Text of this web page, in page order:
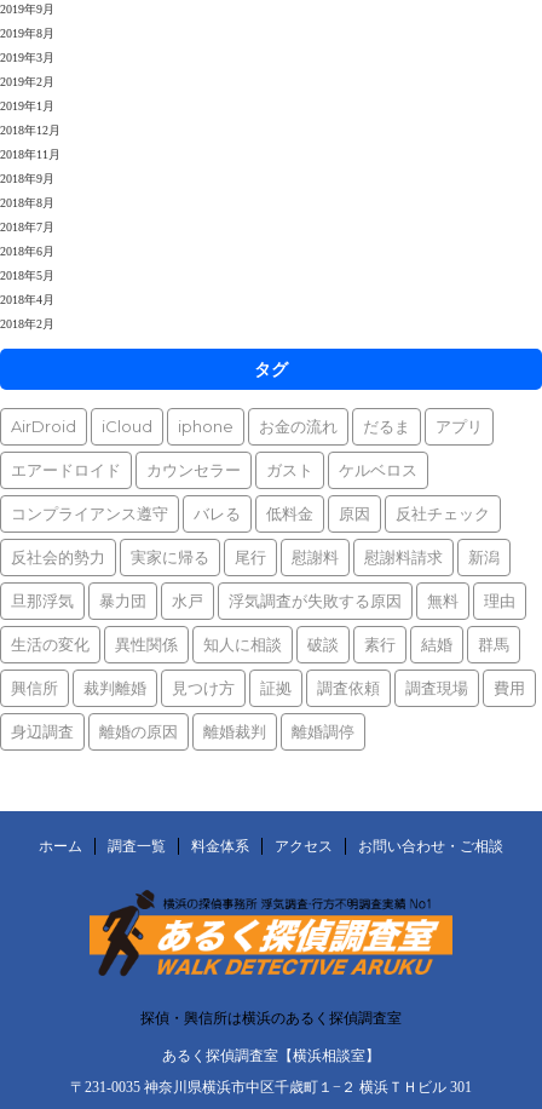
2019年9月
2019年8月
2019年3月
2019年2月
2019年1月
2018年12月
2018年11月
2018年9月
2018年8月
2018年7月
2018年6月
2018年5月
2018年4月
2018年2月
タグ
AirDroid iCloud iphone お金の流れ だるま アプリ
エアードロイド カウンセラー ガスト ケルベロス
コンプライアンス遵守 バレる 低料金 原因 反社チェック
反社会的勢力 実家に帰る 尾行 慰謝料 慰謝料請求 新潟
旦那浮気 暴力団 水戸 浮気調査が失敗する原因 無料 理由
生活の変化 異性関係 知人に相談 破談 素行 結婚 群馬
興信所 裁判離婚 見つけ方 証拠 調査依頼 調査現場 費用
身辺調査 離婚の原因 離婚裁判 離婚調停
ホーム 調査一覧 料金体系 アクセス お問い合わせ・ご相談
探偵・興信所は横浜のあるく探偵調査室
あるく探偵調査室【横浜相談室】
〒231-0035 神奈川県横浜市中区千歳町１−２ 横浜ＴＨビル 301